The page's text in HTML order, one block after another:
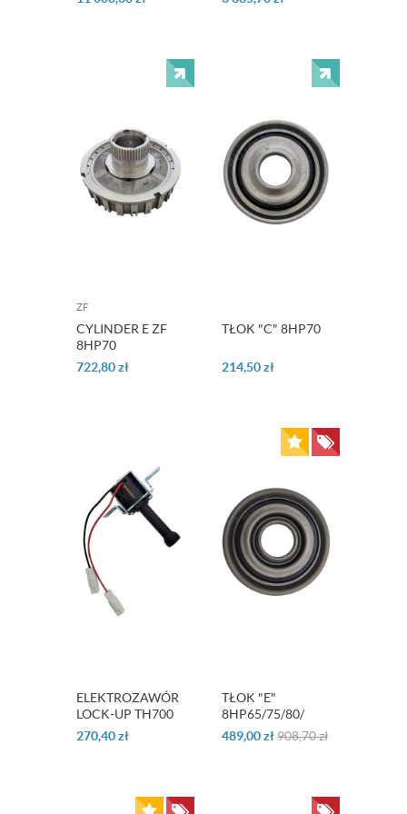
ZF
CYLINDER E ZF
8HP70
722,80zł
TŁOK "C" 8HP70
214,50zł
ELEKTROZAWÓR
LOCK-UP TH700
R4
270,40zł
TŁOK "E"
8HP65/75/80/
489,00zł908,70zł